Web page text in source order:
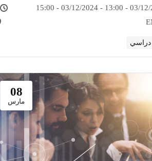
03/12/2024 - 13:00 -
دراسي
08
مارس